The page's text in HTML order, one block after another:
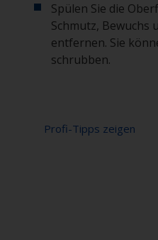
Spülen Sie die
Schmutz, Bewuchs
entfernen. Sie
schrubben.
Profi-Tipps zeigen